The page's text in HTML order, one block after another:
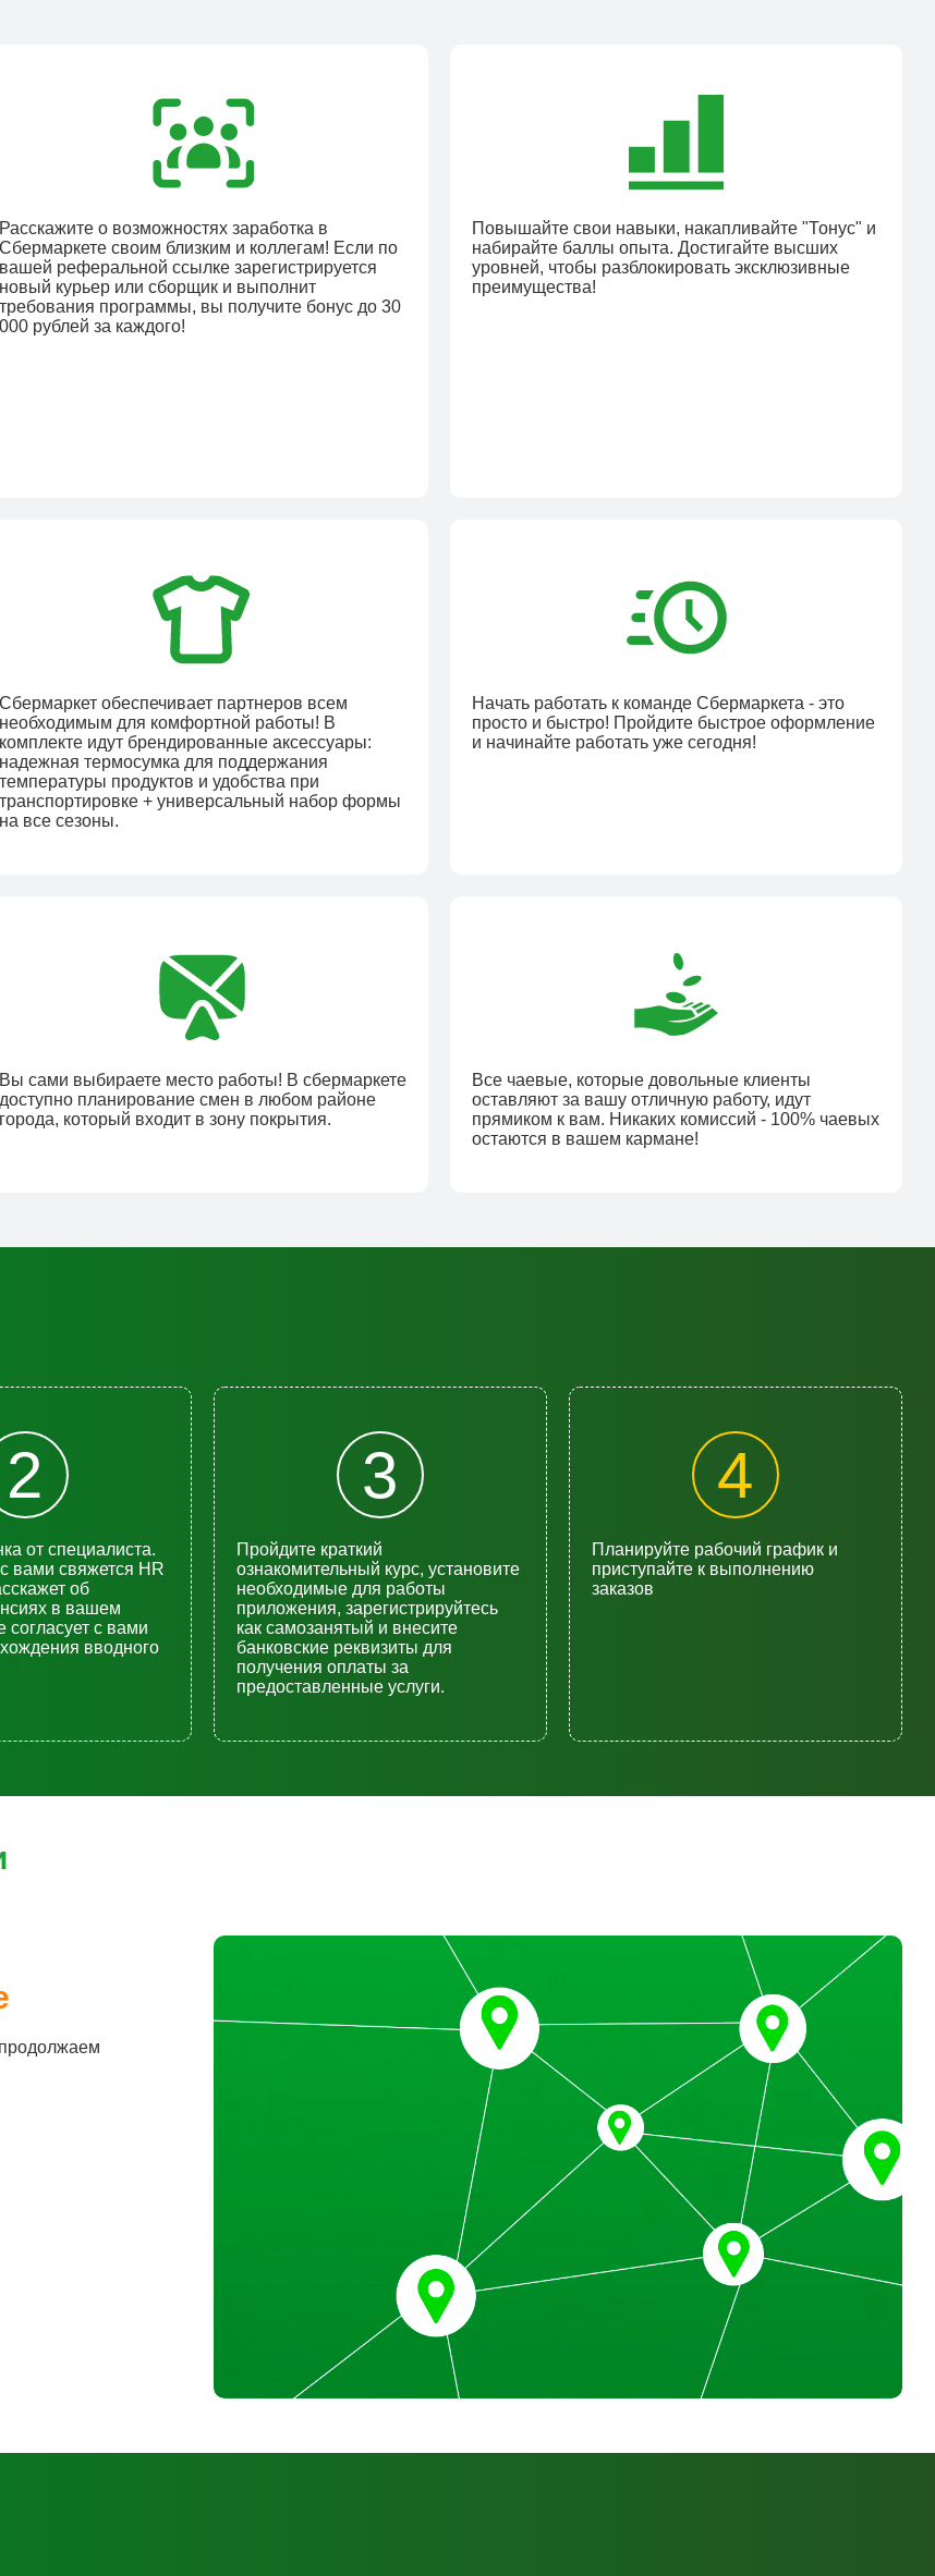
Расскажите о возможностях заработка в
Сбермаркете своим близким и коллегам! Если по
вашей реферальной ссылке зарегистрируется
новый курьер или сборщик и выполнит
требования программы, вы получите бонус до 30
000 рублей за каждого!
Повышайте свои навыки, накапливайте "Тонус" и
набирайте баллы опыта. Достигайте высших
уровней, чтобы разблокировать эксклюзивные
преимущества!
Сбермаркет обеспечивает партнеров всем
необходимым для комфортной работы! В
комплекте идут брендированные аксессуары:
надежная термосумка для поддержания
температуры продуктов и удобства при
транспортировке + универсальный набор формы
на все сезоны.
Начать работать к команде Сбермаркета - это
просто и быстро! Пройдите быстрое оформление
и начинайте работать уже сегодня!
Вы сами выбираете место работы! В сбермаркете
доступно планирование смен в любом районе
города, который входит в зону покрытия.
Все чаевые, которые довольные клиенты
оставляют за вашу отличную работу, идут
прямиком к вам. Никаких комиссий - 100% чаевых
остаются в вашем кармане!
2
от специалиста.
вами свяжется HR
об
в вашем
согласует с вами
вводного
3
Пройдите краткий
ознакомительный курс, установите
необходимые для работы
приложения, зарегистрируйтесь
как самозанятый и внесите
банковские реквизиты для
получения оплаты за
предоставленные услуги.
4
Планируйте рабочий график и
приступайте к выполнению
заказов